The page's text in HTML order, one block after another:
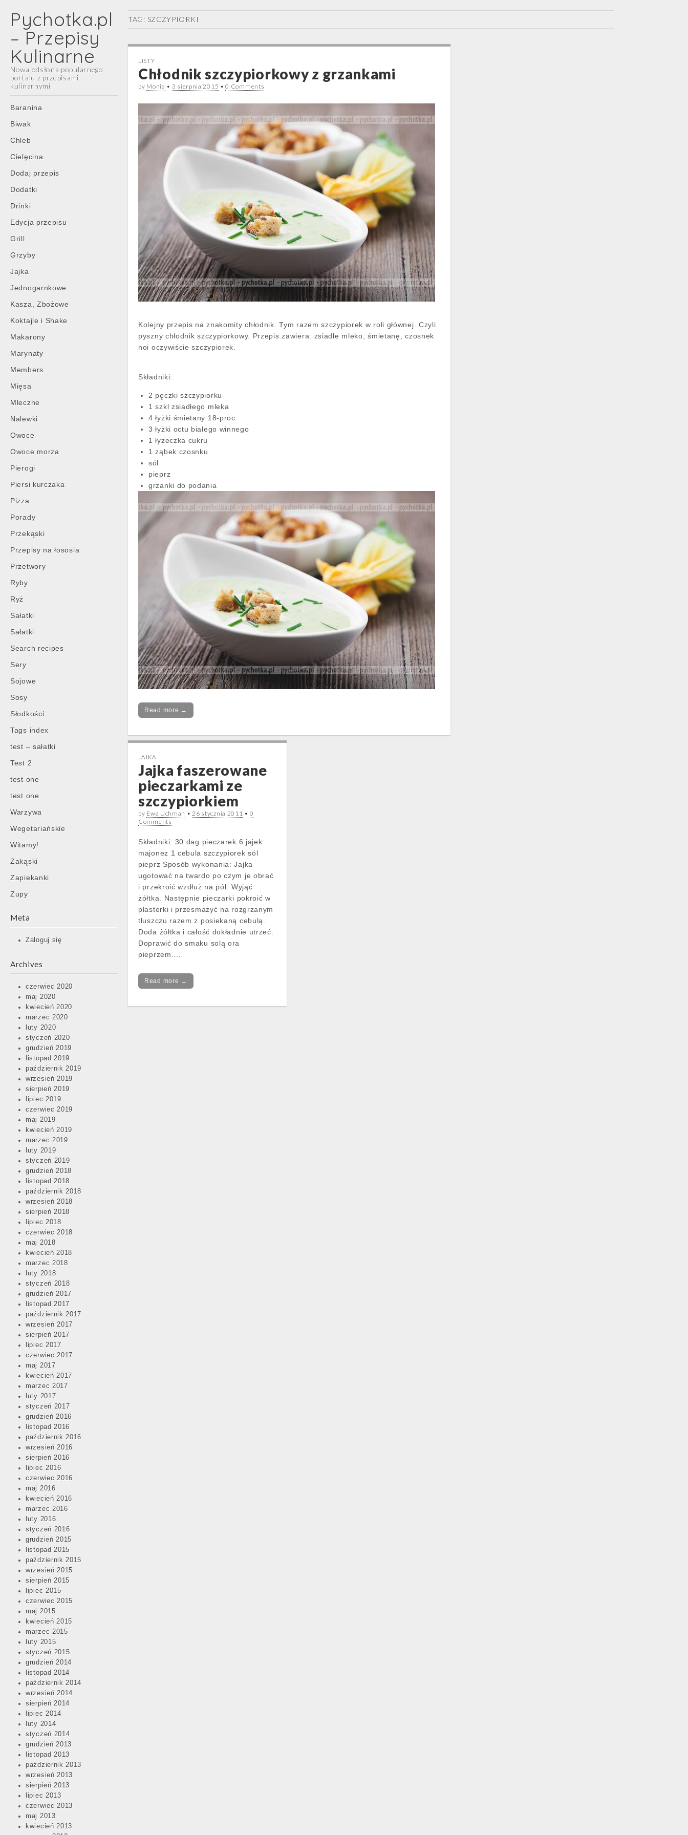
Pychotka.pl
– Przepisy
Kulinarne
Nowa odsłona popularnego
portalu z przepisami
kulinarnymi
Main
menu
Skip
content
Baranina
Biwak
Chleb
Cielęcina
Dodaj przepis
Dodatki
Drinki
Edycja przepisu
Grill
Grzyby
Jajka
Jednogarnkowe
Kasza, Zbożowe
Koktajle i Shake
Makarony
Marynaty
Members
Mięsa
Mleczne
Nalewki
Owoce
Owoce morza
Pierogi
Piersi kurczaka
Pizza
Porady
Przekąski
Przepisy na łososia
Przetwory
Ryby
Ryż
Sałatki
Sałatki
Search recipes
Sery
Sojowe
Sosy
Słodkości:
Tags index
test – sałatki
Test 2
test one
test one
Warzywa
Wegetariańskie
Witamy!
Zakąski
Zapiekanki
Zupy
Meta
Zaloguj się
Archives
czerwiec 2020
maj 2020
kwiecień 2020
marzec 2020
luty 2020
styczeń 2020
grudzień 2019
listopad 2019
październik 2019
wrzesień 2019
sierpień 2019
lipiec 2019
czerwiec 2019
maj 2019
kwiecień 2019
marzec 2019
luty 2019
styczeń 2019
grudzień 2018
listopad 2018
październik 2018
wrzesień 2018
sierpień 2018
lipiec 2018
czerwiec 2018
maj 2018
kwiecień 2018
marzec 2018
luty 2018
styczeń 2018
grudzień 2017
listopad 2017
październik 2017
wrzesień 2017
sierpień 2017
lipiec 2017
czerwiec 2017
maj 2017
kwiecień 2017
marzec 2017
luty 2017
styczeń 2017
grudzień 2016
listopad 2016
październik 2016
wrzesień 2016
sierpień 2016
lipiec 2016
czerwiec 2016
maj 2016
kwiecień 2016
marzec 2016
luty 2016
styczeń 2016
grudzień 2015
listopad 2015
październik 2015
wrzesień 2015
sierpień 2015
lipiec 2015
czerwiec 2015
maj 2015
kwiecień 2015
marzec 2015
luty 2015
styczeń 2015
grudzień 2014
listopad 2014
październik 2014
wrzesień 2014
sierpień 2014
lipiec 2014
luty 2014
styczeń 2014
grudzień 2013
listopad 2013
październik 2013
wrzesień 2013
sierpień 2013
lipiec 2013
czerwiec 2013
maj 2013
kwiecień 2013
TAG: SZCZYPIORKI
LISTY
Chłodnik szczypiorkowy z grzankami
by Monia • 3 sierpnia 2015 •0 Comments
Kolejny przepis na znakomity chłodnik. Tym razem szczypiorek w roli głównej. Czyli
pyszny chłodnik szczypiorkowy. Przepis zawiera: zsiadłe mleko, śmietanę, czosnek
noi oczywiście szczypiorek.
Składniki:
2 pęczki szczypiorku
1 szkl zsiadłego mleka
4 łyżki śmietany 18-proc
3 łyżki octu białego winnego
1 łyżeczka cukru
1 ząbek czosnku
sól
pieprz
grzanki do podania
Read more →
JAJKA
Jajka faszerowane
pieczarkami ze
szczypiorkiem
by Ewa Uchman •26 stycznia 2011 • 0
Comments
Składniki: 30 dag pieczarek 6 jajek
majonez 1 cebula szczypiorek sól
pieprz Sposób wykonania: Jajka
ugotować na twardo po czym je obrać
i przekroić wzdłuż na pół. Wyjąć
żółtka. Następnie pieczarki pokroić w
plasterki i przesmażyć na rozgrzanym
tłuszczu razem z posiekaną cebulą.
Doda żółtka i całość dokładnie utrzeć.
Doprawić do smaku solą ora
pieprzem.…
Read more →